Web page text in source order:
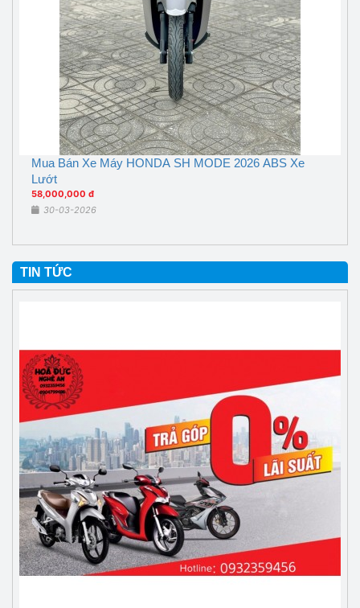
Mua Bán Xe Máy HONDA SH MODE 2026 ABS Xe
Lướt
58,000,000 đ
30-03-2026
TIN TỨC